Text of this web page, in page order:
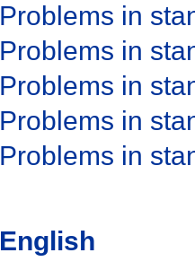
Problems in
Problems in
Problems in
Problems in
Problems in
English